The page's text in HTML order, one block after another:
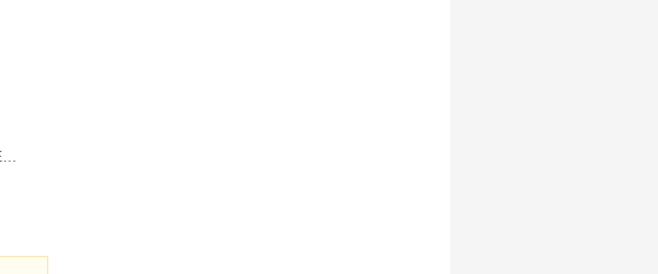
19.91元包邮 E-3LUE 宜博 MAZER 猎鹰者 游戏鼠标（2400DPI、四档可调）